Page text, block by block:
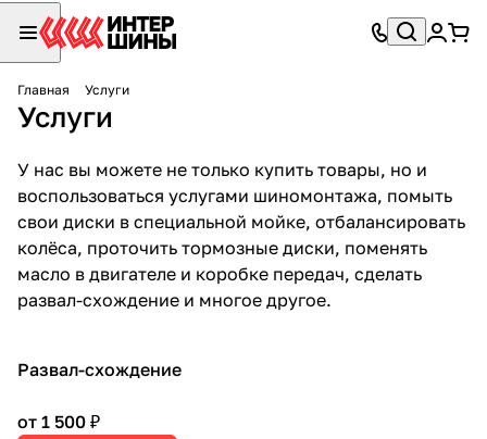
Главная Услуги
Услуги
У нас вы можете не только купить товары, но и
воспользоваться услугами шиномонтажа, помыть
свои диски в специальной мойке, отбалансировать
колёса, проточить тормозные диски, поменять
масло в двигателе и коробке передач, сделать
развал-схождение и многое другое.
Развал-схождение
от 1 500 ₽